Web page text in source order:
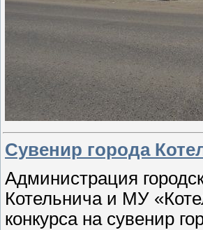
Сувенир города
Администрация
Котельнича и МУ
конкурса на сувенир